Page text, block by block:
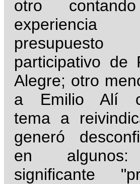
otro
presupuesto
participativo de
Alegre; otro
a Emilio Alí
tema a
generó
en
significante